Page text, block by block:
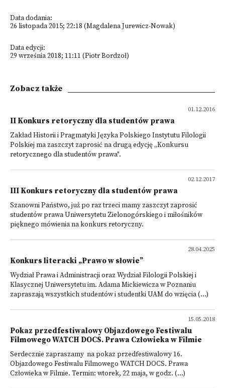
Data dodania:
26 listopada 2015; 22:18 (Magdalena Jurewicz-Nowak)
Data edycji:
29 września 2018; 11:11 (Piotr Bordzoł)
Zobacz także
01.12.2016
II Konkurs retoryczny dla studentów prawa
Zakład Historii i Pragmatyki Języka Polskiego Instytutu Filologii
Polskiej ma zaszczyt zaprosić na drugą edycję „Konkursu
retorycznego dla studentów prawa".
02.12.2017
III Konkurs retoryczny dla studentów prawa
Szanowni Państwo, już po raz trzeci mamy zaszczyt zaprosić
studentów prawa Uniwersytetu Zielonogórskiego i miłośników
pięknego mówienia na konkurs retoryczny.
28.04.2025
Konkurs literacki „Prawo w słowie”
Wydział Prawa i Administracji oraz Wydział Filologii Polskiej i
Klasycznej Uniwersytetu im. Adama Mickiewicza w Poznaniu
zapraszają wszystkich studentów i studentki UAM do wzięcia (...)
15.05.2018
Pokaz przedfestiwalowy Objazdowego Festiwalu
Filmowego WATCH DOCS. Prawa Człowieka w Filmie
Serdecznie zapraszamy na pokaz przedfestiwalowy 16.
Objazdowego Festiwalu Filmowego WATCH DOCS. Prawa
Człowieka w Filmie. Termin: wtorek, 22 maja, w godz. (...)